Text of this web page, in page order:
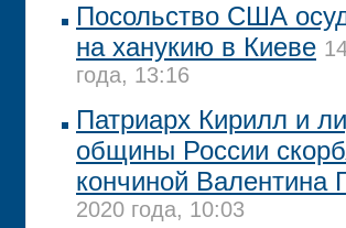
Посольство США
на ханукию в Киеве
года, 13:16
Патриарх Кирилл и
общины России
кончиной Валентина
2020 года, 10:03